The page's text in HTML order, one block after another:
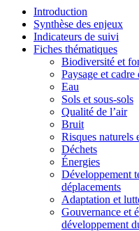
Introduction
Synthèse des enjeux
Indicateurs de suivi
Fiches thématiques
Biodiversité et
Paysage et cadre
Eau
Sols et sous-sols
Qualité de l’air
Bruit
Risques naturels
Déchets
Énergies
Développement
déplacements
Adaptation et
Gouvernance et
développement